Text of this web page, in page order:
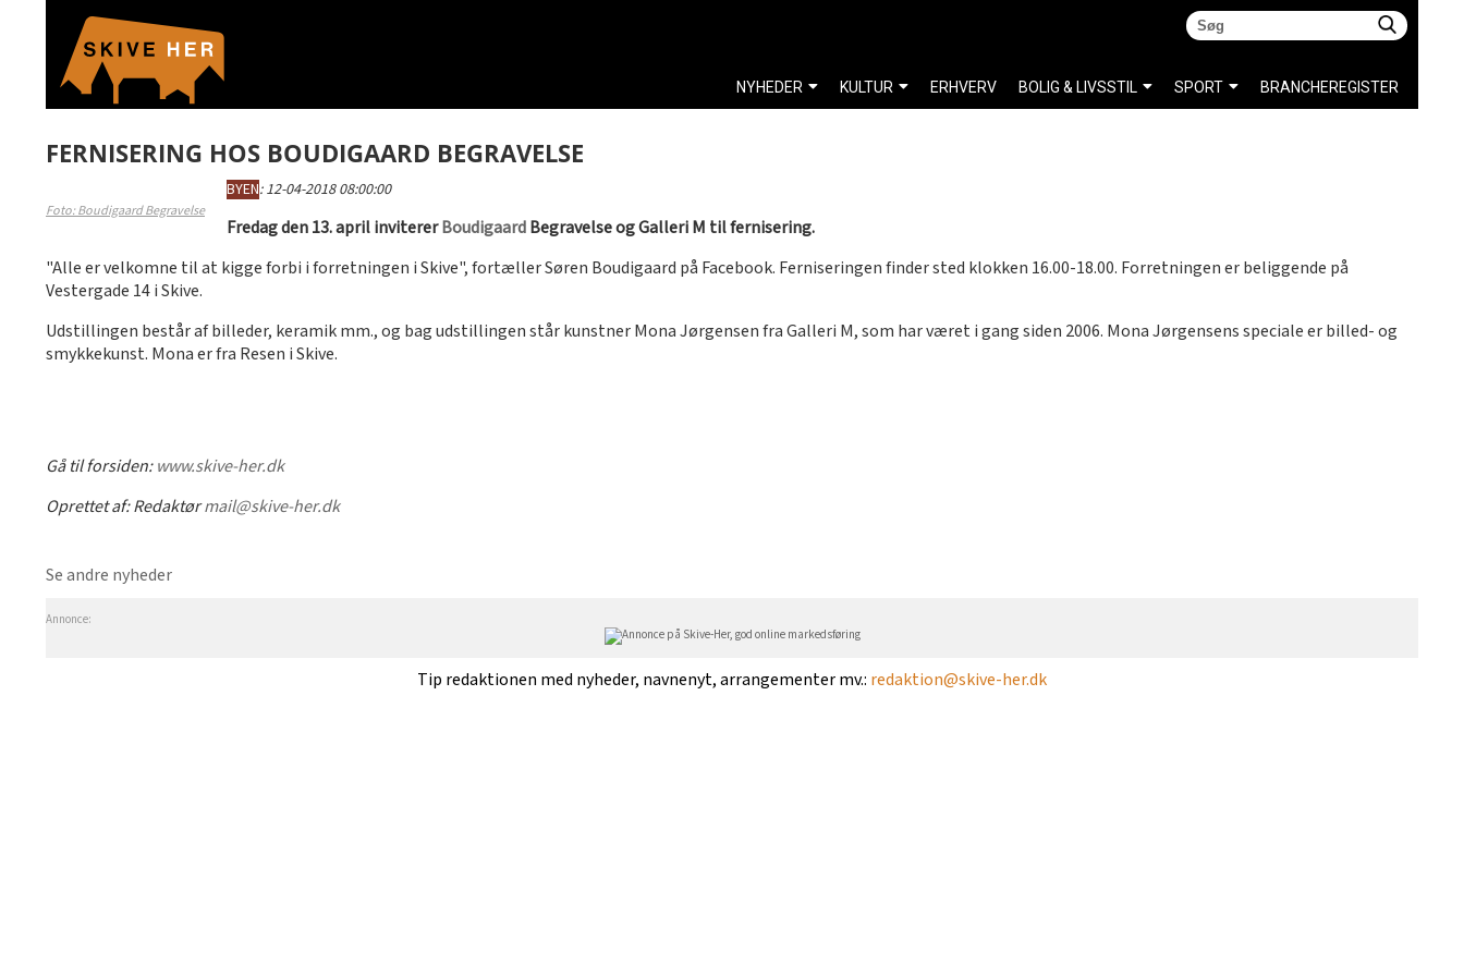
FERNISERING HOS BOUDIGAARD BEGRAVELSE
Foto: Boudigaard Begravelse
BYEN:12-04-2018 08:00:00
Fredag den 13. april invitererBoudigaardBegravelse og Galleri M til fernisering.
"Alle er velkomne til at kigge forbi i forretningen i Skive", fortæller Søren Boudigaard på Facebook. Ferniseringen finder sted klokken 16.00-18.00. Forretningen er beliggende på
Vestergade 14 i Skive.
Udstillingen består af billeder, keramik mm., og bag udstillingen står kunstner Mona Jørgensen fra Galleri M, som har været i gang siden 2006. Mona Jørgensens speciale er billed- og
smykkekunst. Mona er fra Resen i Skive.
Gå til forsiden:www.skive-her.dk
Oprettet af:Redaktørmail@skive-her.dk
Se andre nyheder
Annonce:
Tip redaktionen med nyheder, navnenyt, arrangementer mv.: redaktion@skive-her.dk
NYHEDER KULTUR ERHVERV BOLIG & LIVSSTIL SPORT BRANCHEREGISTER